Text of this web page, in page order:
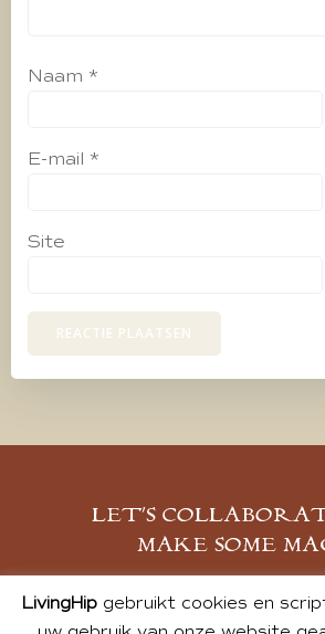
Naam *
E-mail *
Site
LET’S
MAKE SOME
MELD JE AAN
LivingHipgebruikt cookies en